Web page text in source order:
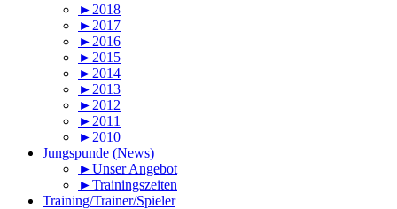
►2018
►2017
►2016
►2015
►2014
►2013
►2012
►2011
►2010
Jungspunde (News)
►Unser Angebot
►Trainingszeiten
Training/Trainer/Spieler